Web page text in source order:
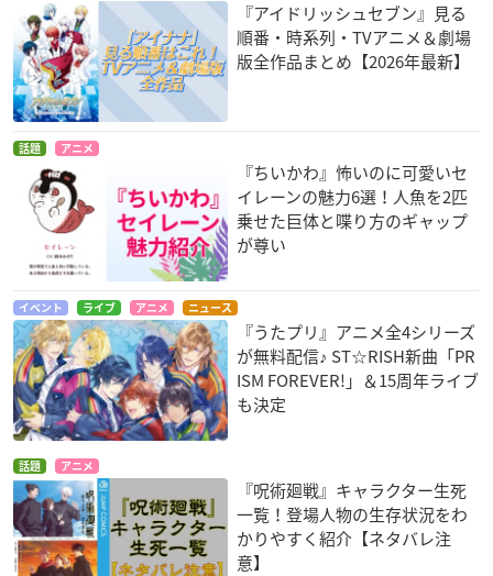
『アイドリッシュセブン』見る
順番・時系列・TVアニメ＆劇場
版全作品まとめ【2026年最新】
話題 アニメ
『ちいかわ』怖いのに可愛いセ
イレーンの魅力6選！人魚を2匹
乗せた巨体と喋り方のギャップ
が尊い
イベント ライブ アニメ ニュース
『うたプリ』アニメ全4シリーズ
が無料配信♪ ST☆RISH新曲「PR
ISM FOREVER!」＆15周年ライブ
も決定
話題 アニメ
『呪術廻戦』キャラクター生死
一覧！登場人物の生存状況をわ
かりやすく紹介【ネタバレ注
意】